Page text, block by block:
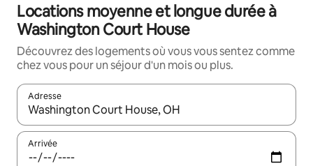
Locations moyenne et longue durée à
Washington Court House
Découvrez des logements où vous vous sentez comme
chez vous pour un séjour d'un mois ou plus.
Adresse
Lorsque les résultats s'affichent, utilisez les flèches vers le
Arrivée